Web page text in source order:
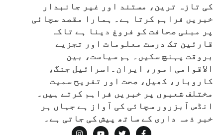
کی تازہ ترین، مستند اور غیر جانبدار
خبریں فراہم کرتا ہے۔ ہمارا مقصد سچائی
پر مبنی صحافت کو فروغ دینا ہے تاکہ
قارئین تک درست معلومات اور تجزیے
بروقت پہنچ سکیں۔ ہم سیاست، بین
الاقوامی امور، ایران۔اسرائیل جنگ،
کاروبار، کھیل، صحت اور تفریح سمیت
مختلف شعبوں پر خبریں فراہم کرتے ہیں۔
انڈس آبزرور سچائی کی آواز ہے جہاں ہر
خبر ذمہ داری کے ساتھ پیش کی جاتی ہے۔